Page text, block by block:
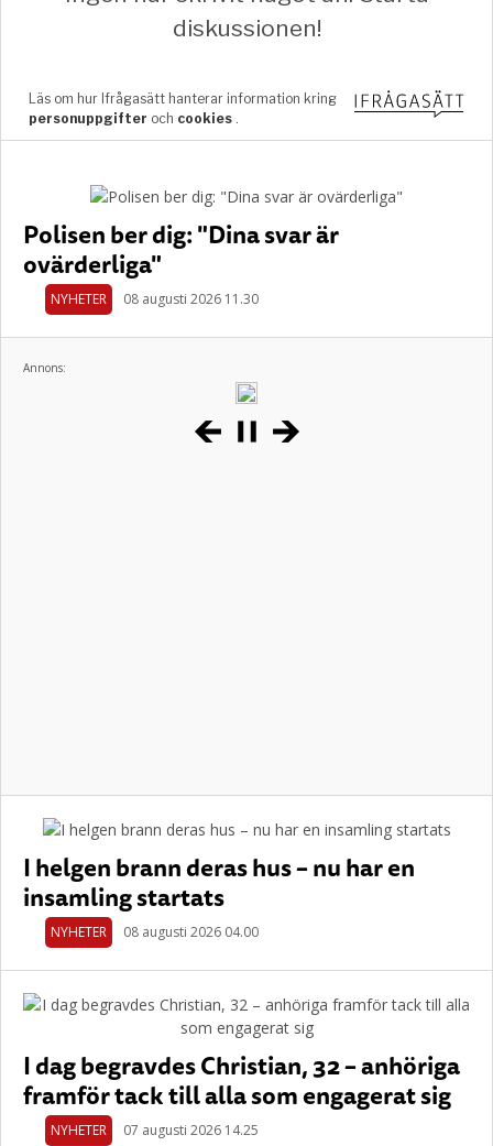
Polisen ber dig: "Dina svar är
ovärderliga"
NYHETER 08 augusti 2026 11.30
Annons:
I helgen brann deras hus – nu har en
insamling startats
NYHETER 08 augusti 2026 04.00
I dag begravdes Christian, 32 – anhöriga
framför tack till alla som engagerat sig
NYHETER 07 augusti 2026 14.25